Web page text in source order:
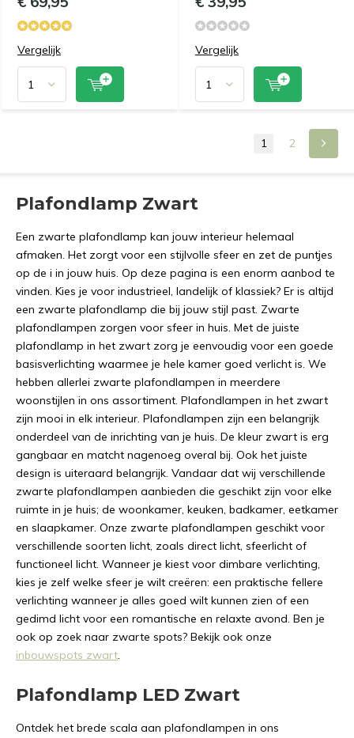
Vergelijk Vergelijk
1 2
Plafondlamp Zwart
Een zwarte plafondlamp kan jouw interieur helemaal
afmaken. Het zorgt voor een stijlvolle sfeer en zet de puntjes
op de i in jouw huis. Op deze pagina is een enorm aanbod te
vinden. Kies je voor industrieel, landelijk of klassiek? Er is altijd
een zwarte plafondlamp die bij jouw stijl past. Zwarte
plafondlampen zorgen voor sfeer in huis. Met de juiste
plafondlamp in het zwart zorg je eenvoudig voor een goede
basisverlichting waarmee je hele kamer goed verlicht is. We
hebben allerlei zwarte plafondlampen in meerdere
woonstijlen in ons assortiment. Plafondlampen in het zwart
zijn mooi in elk interieur. Plafondlampen zijn een belangrijk
onderdeel van de inrichting van je huis. De kleur zwart is erg
gangbaar en matcht nagenoeg overal bij. Ook het juiste
design is uiteraard belangrijk. Vandaar dat wij verschillende
zwarte plafondlampen aanbieden die geschikt zijn voor elke
ruimte in je huis; de woonkamer, keuken, badkamer, eetkamer
en slaapkamer. Onze zwarte plafondlampen geschikt voor
verschillende soorten licht, zoals direct licht, sfeerlicht of
functioneel licht. Wanneer je kiest voor dimbare verlichting,
kies je zelf welke sfeer je wilt creëren: een praktische fellere
verlichting wanneer je alles goed wilt kunnen zien of een
gedimd licht voor een romantische en relaxte avond. Ben je
ook op zoek naar zwarte spots? Bekijk ook onze
inbouwspots zwart.
Plafondlamp LED Zwart
Ontdek het brede scala aan plafondlampen in ons